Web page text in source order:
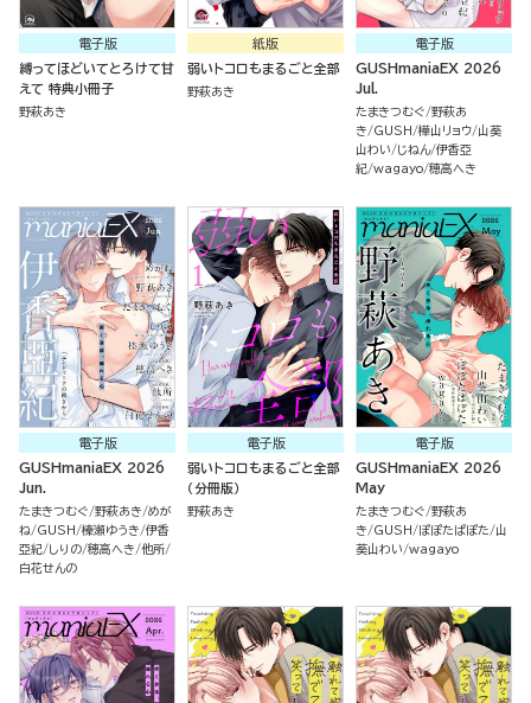
電子版
縛ってほどいてとろけて甘
えて 特典小冊子
野萩あき
紙版
弱いトコロもまるごと全部
野萩あき
電子版
GUSHmaniaEX 2026
Jul.
たまきつむぐ 野萩あ
き
GUSH 樺山リョウ 山葵
山わい
じねん 伊香亞
紀 wagayo 穂高へき
電子版
GUSHmaniaEX 2026
Jun.
たまきつむぐ 野萩あき めが
ね
GUSH 榛瀬ゆうき 伊香
亞紀 しりの 穂高へき 他所
白花せんの
電子版
弱いトコロもまるごと全部
（分冊版）
野萩あき
電子版
GUSHmaniaEX 2026
May
たまきつむぐ 野萩あ
き
GUSH ぽぽたぱぽた
山
葵山わい wagayo